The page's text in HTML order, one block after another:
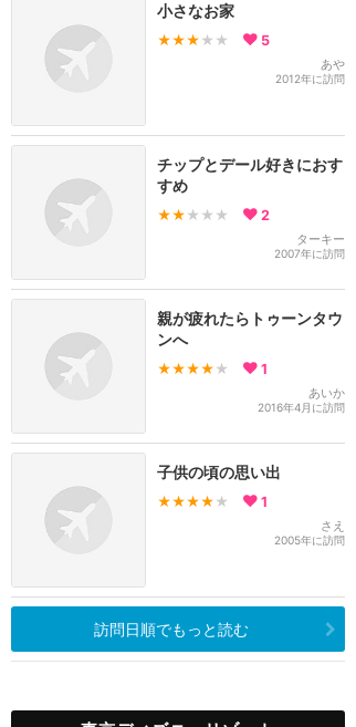
小さなお家
★★★ ★★ 5
あや
2012年に訪問
チップとデール好きにおす
すめ
★★ ★★★ 2
ターキー
2007年に訪問
親が疲れたらトゥーンタウ
ンへ
★★★★ ★ 1
あいか
2016年4月に訪問
子供の頃の思い出
★★★★ ★ 1
さえ
2005年に訪問
訪問日順でもっと読む